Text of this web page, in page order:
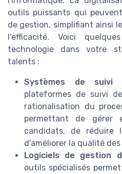
outils puissants qui
de gestion, simplifiant ainsi
l'efficacité. Voici
technologie dans votre
talents :
Systèmes de suivi
plateformes de suivi
rationalisation du
permettant de gérer
candidats, de réduire
d'améliorer la qualité
Logiciels de gestion
outils spécialisés